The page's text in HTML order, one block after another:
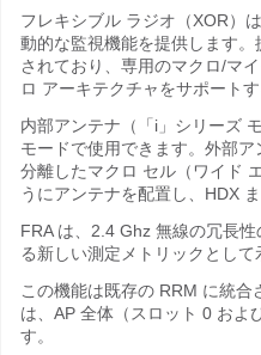
フレキシブル ラジオ（XOR）
動的な監視機能を提供します
されており、専用のマクロ/マ
ロ アーキテクチャをサポート
内部アンテナ（「i」シリーズ
モードで使用できます。 外部ア
分離したマクロ セル（ワイド
うにアンテナを配置し、HDX
FRA は、2.4 Ghz 無線の冗長
る新しい測定メトリックとして
この機能は既存の RRM に統
は、AP 全体（スロット 0 およ
す。